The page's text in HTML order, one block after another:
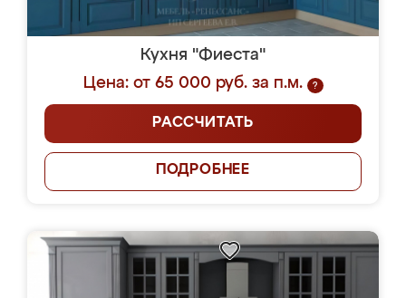
Кухня "Фиеста"
Цена: от 65 000 руб. за п.м.
?
РАССЧИТАТЬ
ПОДРОБНЕЕ